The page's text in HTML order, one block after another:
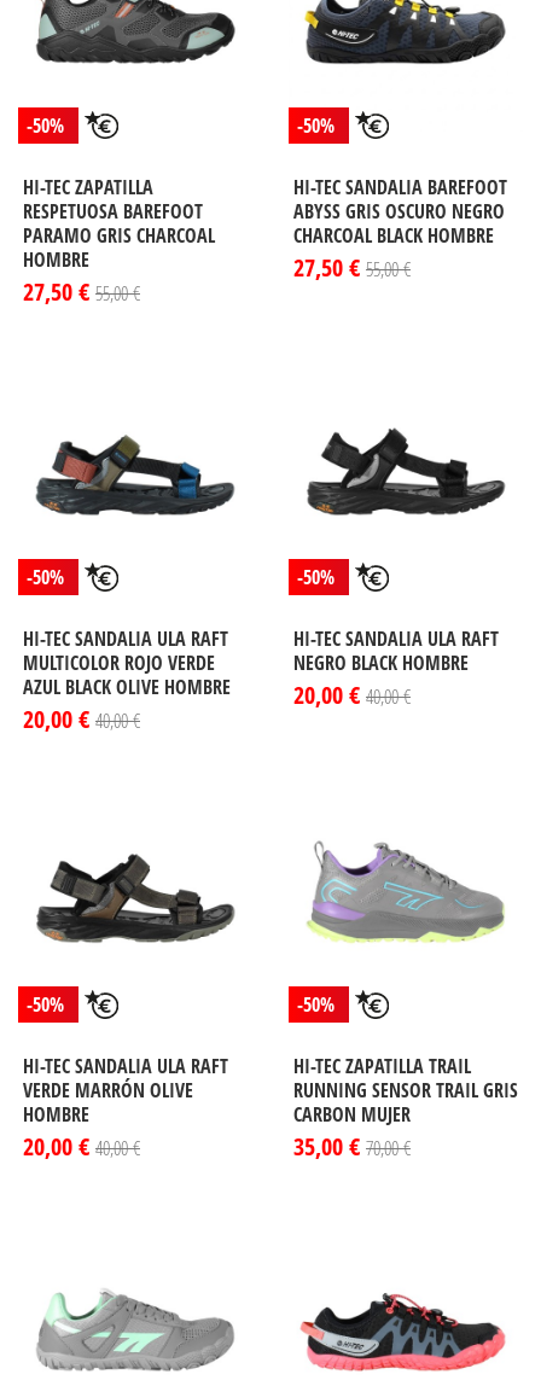
-50%
HI-TEC ZAPATILLA
RESPETUOSA BAREFOOT
PARAMO GRIS CHARCOAL
HOMBRE
27,50 € 55,00 €
-50%
HI-TEC SANDALIA BAREFOOT
ABYSS GRIS OSCURO NEGRO
CHARCOAL BLACK HOMBRE
27,50 € 55,00 €
-50%
HI-TEC SANDALIA ULA RAFT
MULTICOLOR ROJO VERDE
AZUL BLACK OLIVE HOMBRE
20,00 € 40,00 €
-50%
HI-TEC SANDALIA ULA RAFT
NEGRO BLACK HOMBRE
20,00 € 40,00 €
-50%
HI-TEC SANDALIA ULA RAFT
VERDE MARRÓN OLIVE
HOMBRE
20,00 € 40,00 €
-50%
HI-TEC ZAPATILLA TRAIL
RUNNING SENSOR TRAIL GRIS
CARBON MUJER
35,00 € 70,00 €